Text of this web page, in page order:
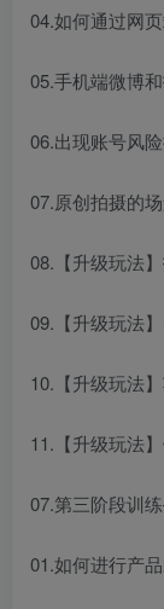
04.如何通过网
05.手机端微博
06.出现账号风
07.原创拍摄的
08.【升级玩法
09.【升级玩法
10.【升级玩法
11.【升级玩法
07.第三阶段训
01.如何进行产